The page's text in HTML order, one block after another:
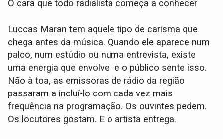
O cara que todo radialista começa a conhecer
Luccas Maran tem aquele tipo de carisma que
chega antes da música. Quando ele aparece num
palco, num estúdio ou numa entrevista, existe
uma energia que envolve e o público sente isso.
Não à toa, as emissoras de rádio da região
passaram a incluí-lo com cada vez mais
frequência na programação. Os ouvintes pedem.
Os locutores gostam. E o artista entrega.